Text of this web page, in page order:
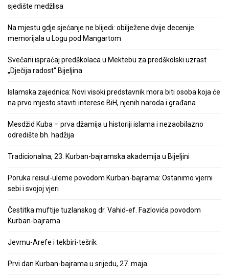
sjedište medžlisa
Na mjestu gdje sjećanje ne blijedi: obilježene dvije decenije
memorijala u Logu pod Mangartom
Svečani ispraćaj predškolaca u Mektebu za predškolski uzrast
„Dječija radost“ Bijeljina
Islamska zajednica: Novi visoki predstavnik mora biti osoba koja će
na prvo mjesto staviti interese BiH, njenih naroda i građana
Mesdžid Kuba – prva džamija u historiji islama i nezaobilazno
odredište bh. hadžija
Tradicionalna, 23. Kurban-bajramska akademija u Bijeljini
Poruka reisul-uleme povodom Kurban-bajrama: Ostanimo vjerni
sebi i svojoj vjeri
Čestitka muftije tuzlanskog dr. Vahid-ef. Fazlovića povodom
Kurban-bajrama
Jevmu-Arefe i tekbiri-tešrik
Prvi dan Kurban-bajrama u srijedu, 27. maja